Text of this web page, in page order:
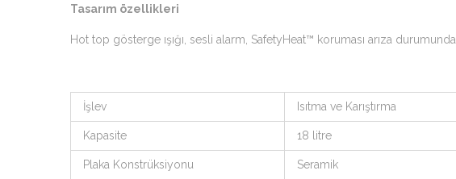
Tasarım özellikleri
Hot top gösterge ışığı, sesli alarm, SafetyHeat™ koruması arıza
İşlev Isıtma ve Karıştırma
Kapasite 18 litre
Plaka Konstrüksiyonu Seramik